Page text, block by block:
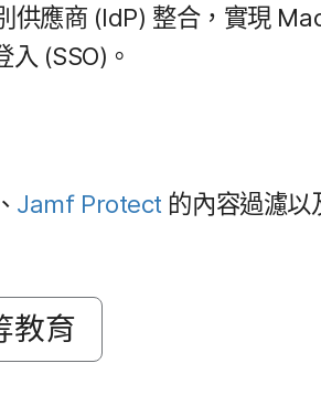
供​應商 (IdP) 整合，​實現
入 (SSO)。
Jamf Protect 的​內容​過​濾​以
教育